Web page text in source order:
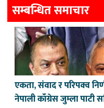
सम्बन्धित समाचार
एकता, संवाद र परिपक्व
नेपाली काँग्रेस जुम्ला पाटी